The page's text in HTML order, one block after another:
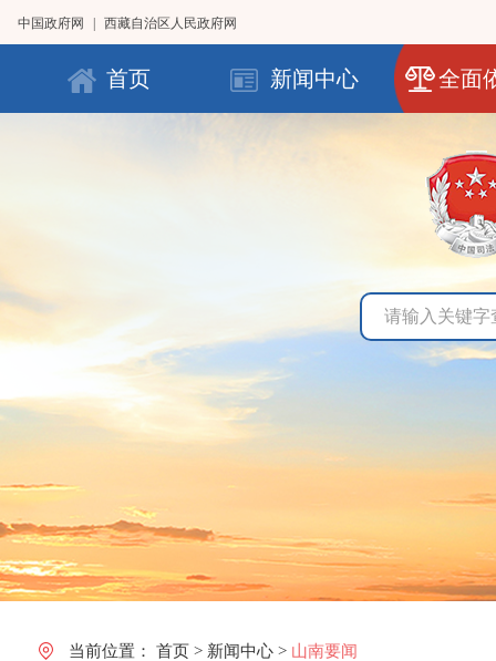
中国政府网 西藏自治区人民政府网
首页 新闻中心 全面
当前位置： 首页 > 新闻中心 > 山南要闻